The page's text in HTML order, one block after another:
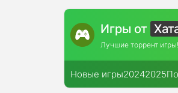
Игры от
Лучшие торрент игры!
Новые игры20242025